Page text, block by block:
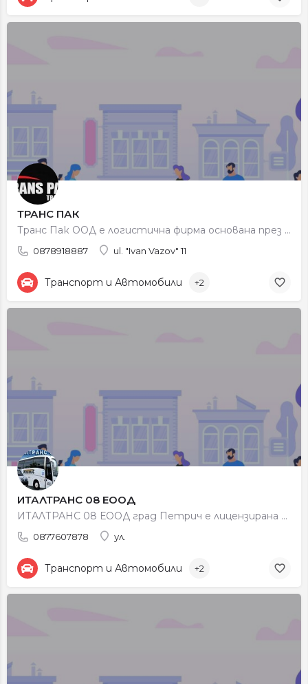
ТРАНС ПАК
Транс Пак ООД е логистична фирма основана през 2013 година в България, в близост до границата с Гърция ( в…
0878918887 ul. "Ivan Vazov" 11
Транспорт и Автомобили +2
ИТАЛТРАНС 08 ЕООД
ИТАЛТРАНС 08 ЕООД град Петрич е лицензирана транспортна фирма с Лиценз №1404 за международен превоз на…
0877607878 ул.
Транспорт и Автомобили +2